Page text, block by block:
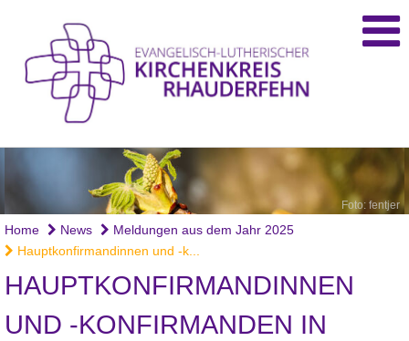
Foto: fentjer
Home News
Meldungen aus dem Jahr 2025
Hauptkonfirmandinnen und -k...
HAUPTKONFIRMANDINNEN
UND -KONFIRMANDEN IN